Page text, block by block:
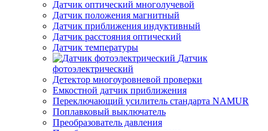
Датчик оптический многолучевой
Датчик положения магнитный
Датчик приближения индуктивный
Датчик расстояния оптический
Датчик температуры
Датчик
фотоэлектрический
Детектор многоуровневой проверки
Емкостной датчик приближения
Переключающий усилитель стандарта NAMUR
Поплавковый выключатель
Преобразователь давления